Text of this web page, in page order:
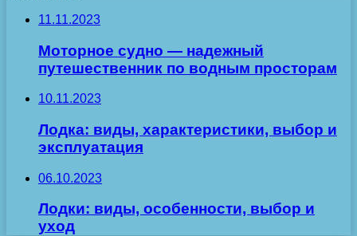
11.11.2023
Моторное судно — надежный
путешественник по водным просторам
10.11.2023
Лодка: виды, характеристики, выбор и
эксплуатация
06.10.2023
Лодки: виды, особенности, выбор и
уход